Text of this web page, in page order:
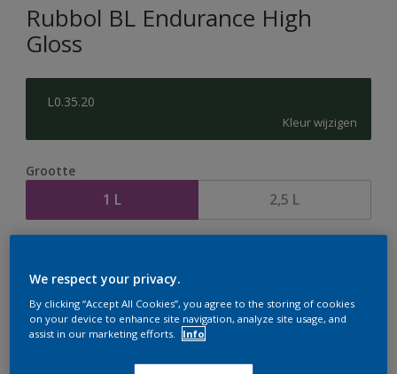
Rubbol BL Endurance High
Gloss
L0.35.20
Kleur wijzigen
Grootte
1 L 2,5 L
te bestellen. Houd de website in de gaten, we werken
We respect your privacy.
By clicking “Accept All Cookies”, you agree to the storing of cookies
on your device to enhance site navigation, analyze site usage, and
assist in our marketing efforts.
Info